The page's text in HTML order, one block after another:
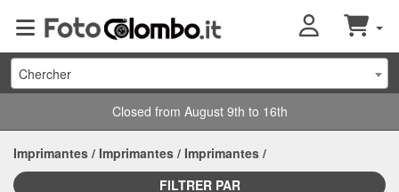
Chercher
Closed from August 9th to 16th
Imprimantes / Imprimantes / Imprimantes /
FILTRER PAR